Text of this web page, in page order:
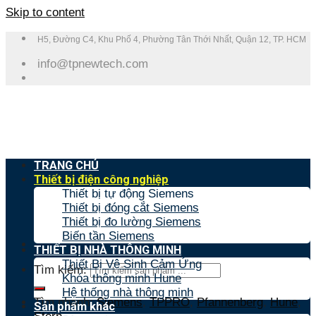
Skip to content
H5, Đường C4, Khu Phố 4, Phường Tân Thới Nhất, Quận 12, TP. HCM
info@tpnewtech.com
Tìm kiếm:
Tìm nhanh:Siemens,TPPRO,Pfannenberg,Hune,
TRANG CHỦ
Thiết bị điện công nghiệp
Thiết bị tự động Siemens
Thiết bị đóng cắt Siemens
Thiết bị đo lường Siemens
Biến tần Siemens
THIẾT BỊ NHÀ THÔNG MINH
Thiết Bị Vệ Sinh Cảm Ứng
Khóa thông minh Hune
Hệ thống nhà thông minh
Sản phẩm khác